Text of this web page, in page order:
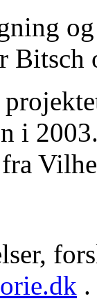
Bitsch
i
.